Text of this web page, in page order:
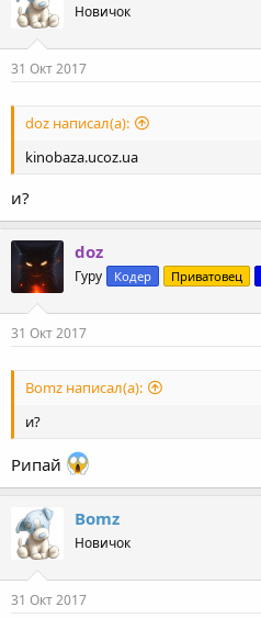
Новичок
31 Окт 2017
doz написал(а):
kinobaza.ucoz.ua
и?
doz
Гуру Кодер Приватовец
31 Окт 2017
Bomz написал(а):
и?
Рипай
Bomz
Новичок
31 Окт 2017